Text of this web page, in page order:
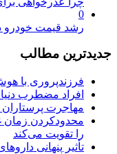
0
رشد قیمت خودرو
جدیدترین مطالب
فرزندپروری با
افراد مضطرب
مهاجرت پرستاران
را تقویت می‌کند
تأثیر پنهانی